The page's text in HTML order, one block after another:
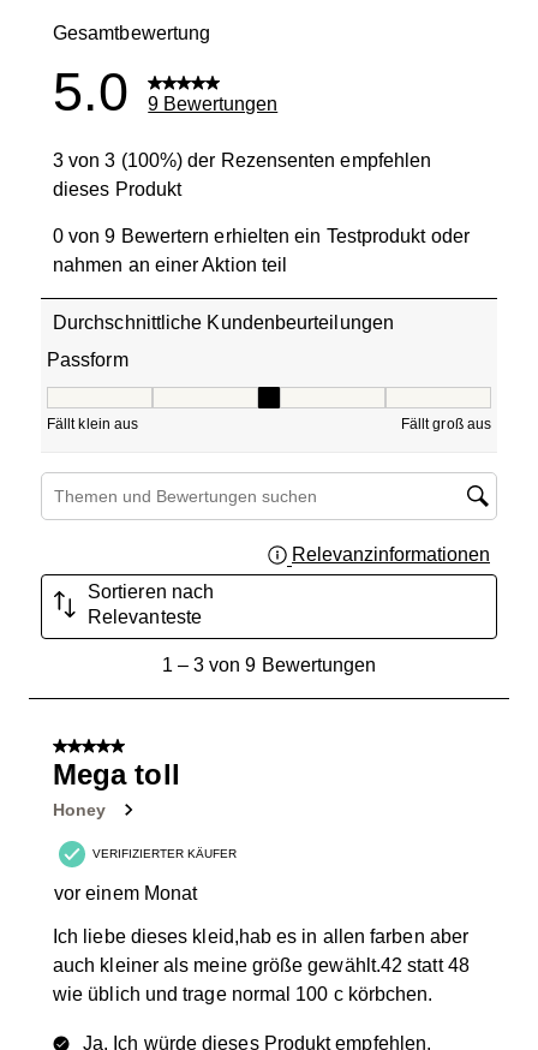
Gesamtbewertung
5.0 9 Bewertungen
3 von 3 (100%) der Rezensenten empfehlen
dieses Produkt
0 von 9 Bewertern erhielten ein Testprodukt oder
nahmen an einer Aktion teil
Durchschnittliche Kundenbeurteilungen
Passform
Fällt klein aus Fällt groß aus
Suchthemen und Bewertungen Suchregion
Relevanzinformationen
Sortieren nach
Relevanteste
von
Bewertungen.
1– 3 von 9 Bewertungen
5 von 5 Sternen.
Mega toll
Honey
VERIFIZIERTER KÄUFER
vor einem Monat
Ich liebe dieses kleid,hab es in allen farben aber
auch kleiner als meine größe gewählt.42 statt 48
wie üblich und trage normal 100 c körbchen.
Ja, Ich würde dieses Produkt empfehlen.